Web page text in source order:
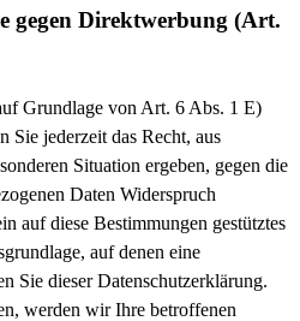
gegen Direktwerbung (Art.
Grundlage von Art. 6 Abs. 1 E)
jederzeit das Recht, aus
Situation ergeben, gegen die
Daten Widerspruch
auf diese Bestimmungen gestütztes
auf denen eine
Sie dieser Datenschutzerklärung.
werden wir Ihre betroffenen